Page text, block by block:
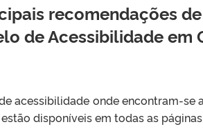
recomendações
de Acessibilidade em
acessibilidade onde encontram-se
disponíveis em todas as